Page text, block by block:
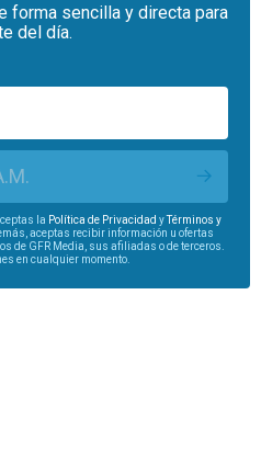
forma sencilla y directa para
del día.
la Política de Privacidad yTérminos y
aceptas recibir información u ofertas
de GFR Media, sus afiliadas o de terceros.
en cualquier momento.